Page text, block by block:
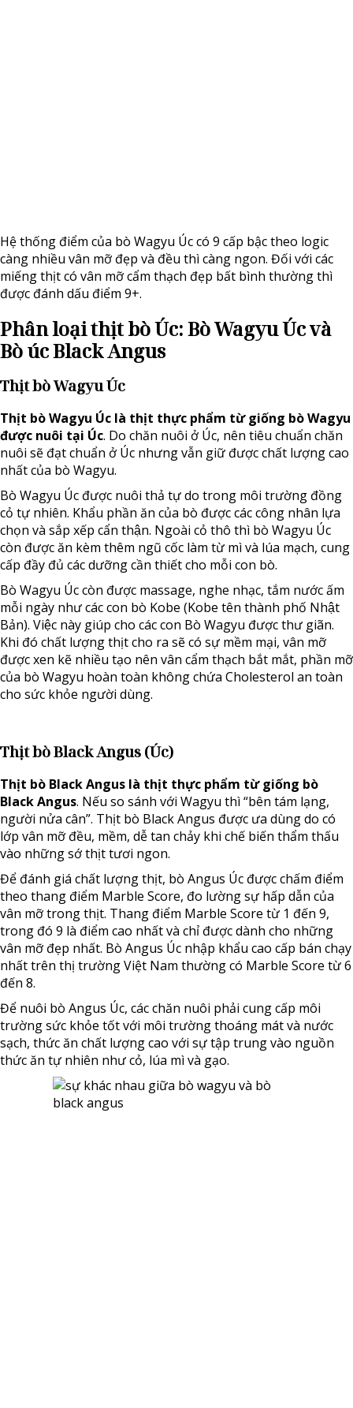
Hệ thống điểm của bò Wagyu Úc có 9 cấp bậc theo logic
càng nhiều vân mỡ đẹp và đều thì càng ngon. Đối với các
miếng thịt có vân mỡ cẩm thạch đẹp bất bình thường thì
được đánh dấu điểm 9+.
Phân loại thịt bò Úc: Bò Wagyu Úc và
Bò úc Black Angus
Thịt bò Wagyu Úc
Thịt bò Wagyu Úc là thịt thực phẩm từ giống bò Wagyu
được nuôi tại Úc. Do chăn nuôi ở Úc, nên tiêu chuẩn chăn
nuôi sẽ đạt chuẩn ở Úc nhưng vẫn giữ được chất lượng cao
nhất của bò Wagyu.
Bò Wagyu Úc được nuôi thả tự do trong môi trường đồng
cỏ tự nhiên. Khẩu phần ăn của bò được các công nhân lựa
chọn và sắp xếp cẩn thận. Ngoài cỏ thô thì bò Wagyu Úc
còn được ăn kèm thêm ngũ cốc làm từ mì và lúa mạch, cung
cấp đầy đủ các dưỡng cần thiết cho mỗi con bò.
Bò Wagyu Úc còn được massage, nghe nhạc, tắm nước ấm
mỗi ngày như các con bò Kobe (Kobe tên thành phố Nhật
Bản). Việc này giúp cho các con Bò Wagyu được thư giãn.
Khi đó chất lượng thịt cho ra sẽ có sự mềm mại, vân mỡ
được xen kẽ nhiều tạo nên vân cẩm thạch bắt mắt, phần mỡ
của bò Wagyu hoàn toàn không chứa Cholesterol an toàn
cho sức khỏe người dùng.
Thịt bò Black Angus (Úc)
Thịt bò Black Angus là thịt thực phẩm từ giống bò
Black Angus. Nếu so sánh với Wagyu thì “bên tám lạng,
người nửa cân”. Thịt bò Black Angus được ưa dùng do có
lớp vân mỡ đều, mềm, dễ tan chảy khi chế biến thẩm thấu
vào những sớ thịt tươi ngon.
Để đánh giá chất lượng thịt, bò Angus Úc được chấm điểm
theo thang điểm Marble Score, đo lường sự hấp dẫn của
vân mỡ trong thịt. Thang điểm Marble Score từ 1 đến 9,
trong đó 9 là điểm cao nhất và chỉ được dành cho những
vân mỡ đẹp nhất. Bò Angus Úc nhập khẩu cao cấp bán chạy
nhất trên thị trường Việt Nam thường có Marble Score từ 6
đến 8.
Để nuôi bò Angus Úc, các chăn nuôi phải cung cấp môi
trường sức khỏe tốt với môi trường thoáng mát và nước
sạch, thức ăn chất lượng cao với sự tập trung vào nguồn
thức ăn tự nhiên như cỏ, lúa mì và gạo.